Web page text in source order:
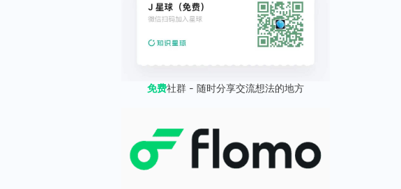
免费社群 - 随时分享交流想法的地方